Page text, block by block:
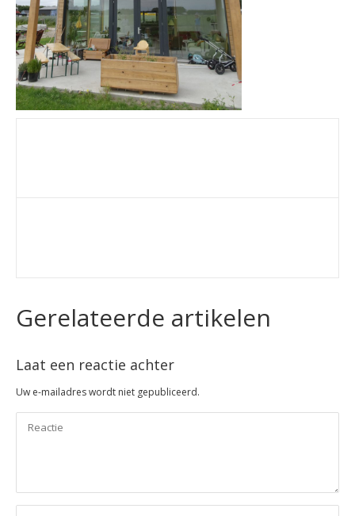
Gerelateerde artikelen
Laat een reactie achter
Uw e-mailadres wordt niet gepubliceerd.